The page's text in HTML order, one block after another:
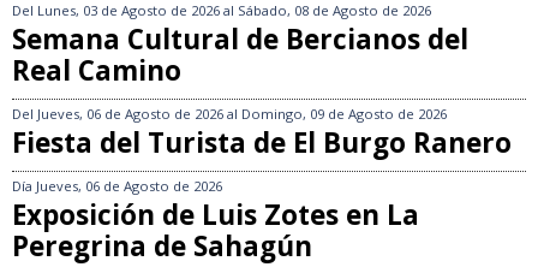
Del Lunes, 03 de Agosto de 2026 al Sábado, 08 de Agosto de 2026
Semana Cultural de Bercianos del
Real Camino
Del Jueves, 06 de Agosto de 2026 al Domingo, 09 de Agosto de 2026
Fiesta del Turista de El Burgo Ranero
Día Jueves, 06 de Agosto de 2026
Exposición de Luis Zotes en La
Peregrina de Sahagún